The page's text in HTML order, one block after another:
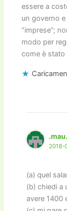
essere a
un governo
“imprese”;
modo per
come è
.mau.
2018-
(a) quel
(b) chiedi a
avere 1400